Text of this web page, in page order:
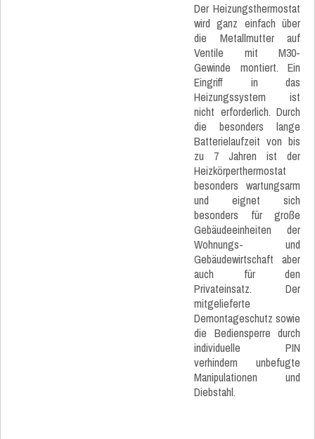
Der Heizungsthermostat
wird ganz einfach über
die Metallmutter auf
Ventile mit M30-
Gewinde montiert. Ein
Eingriff in das
Heizungssystem ist
nicht erforderlich. Durch
die besonders lange
Batterielaufzeit von bis
zu 7 Jahren ist der
Heizkörperthermostat
besonders wartungsarm
und eignet sich
besonders für große
Gebäudeeinheiten der
Wohnungs- und
Gebäudewirtschaft aber
auch für den
Privateinsatz. Der
mitgelieferte
Demontageschutz sowie
die Bediensperre durch
individuelle PIN
verhindern unbefugte
Manipulationen und
Diebstahl.